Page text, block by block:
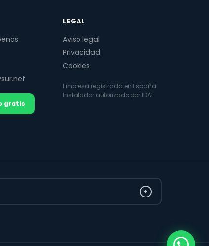
gratis
LEGAL
Aviso legal
Privacidad
Cookies
Empresa registrada en España
Instalador autorizado por IDAE
+